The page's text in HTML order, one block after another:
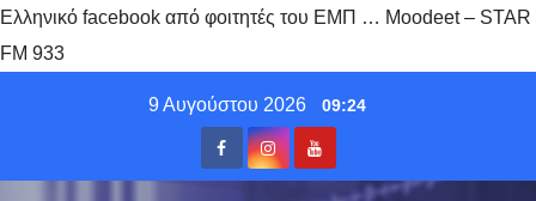
Ελληνικό facebook από φοιτητές του ΕΜΠ … Moodeet – STAR
FM 933
9 Αυγούστου 2026 09:24